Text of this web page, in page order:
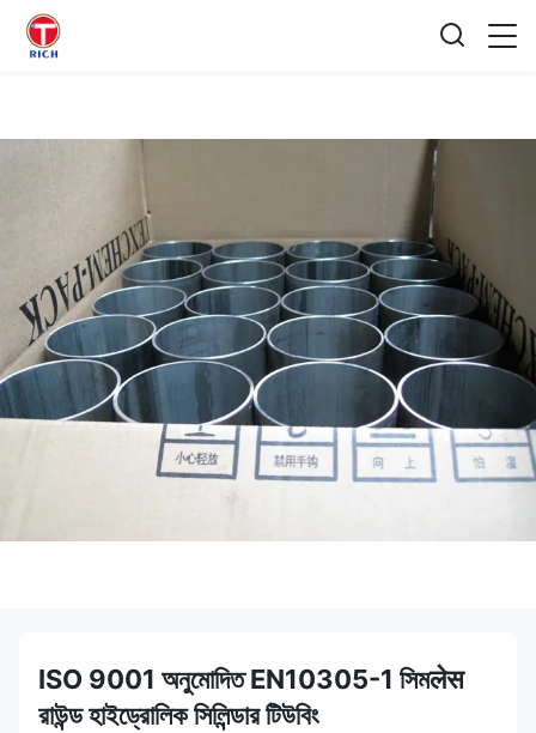
ISO 9001 অনুমোদিত EN10305-1 সিমलेस
রাউন্ড হাইড্রোলিক সিলিন্ডার টিউবিং